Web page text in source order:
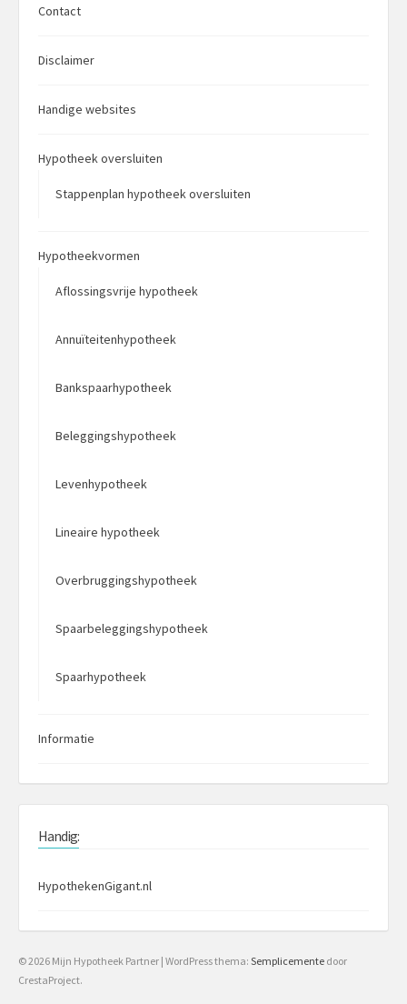
Contact
Disclaimer
Handige websites
Hypotheek oversluiten
Stappenplan hypotheek oversluiten
Hypotheekvormen
Aflossingsvrije hypotheek
Annuïteitenhypotheek
Bankspaarhypotheek
Beleggingshypotheek
Levenhypotheek
Lineaire hypotheek
Overbruggingshypotheek
Spaarbeleggingshypotheek
Spaarhypotheek
Informatie
Handig:
HypothekenGigant.nl
© 2026 Mijn Hypotheek Partner | WordPress thema: Semplicemente door
CrestaProject.